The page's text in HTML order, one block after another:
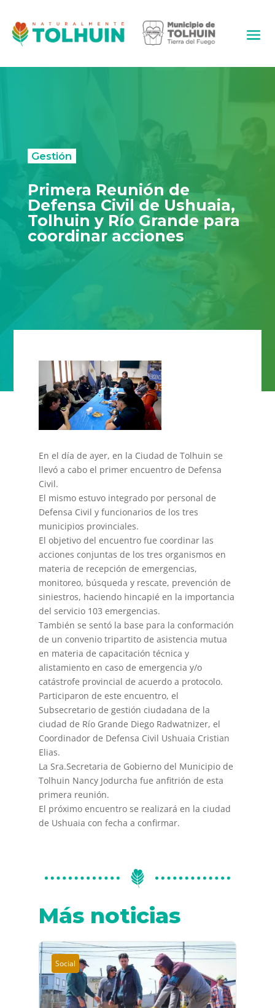
Gestión
Primera Reunión de
Defensa Civil de Ushuaia,
Tolhuin y Río Grande para
coordinar acciones
En el día de ayer, en la Ciudad de Tolhuin se
llevó a cabo el primer encuentro de Defensa
Civil.
El mismo estuvo integrado por personal de
Defensa Civil y funcionarios de los tres
municipios provinciales.
El objetivo del encuentro fue coordinar las
acciones conjuntas de los tres organismos en
materia de recepción de emergencias,
monitoreo, búsqueda y rescate, prevención de
siniestros, haciendo hincapié en la importancia
del servicio 103 emergencias.
También se sentó la base para la conformación
de un convenio tripartito de asistencia mutua
en materia de capacitación técnica y
alistamiento en caso de emergencia y/o
catástrofe provincial de acuerdo a protocolo.
Participaron de este encuentro, el
Subsecretario de gestión ciudadana de la
ciudad de Río Grande Diego Radwatnizer, el
Coordinador de Defensa Civil Ushuaia Cristian
Elias.
La Sra.Secretaria de Gobierno del Municipio de
Tolhuin Nancy Jodurcha fue anfitrión de esta
primera reunión.
El próximo encuentro se realizará en la ciudad
de Ushuaia con fecha a confirmar.
Más noticias
Social